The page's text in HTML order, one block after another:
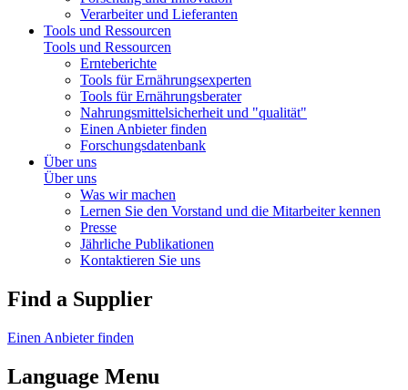
Verarbeiter und Lieferanten
Tools und Ressourcen
Tools und Ressourcen
Ernteberichte
Tools für Ernährungsexperten
Tools für Ernährungsberater
Nahrungsmittelsicherheit und "qualität"
Einen Anbieter finden
Forschungsdatenbank
Über uns
Über uns
Was wir machen
Lernen Sie den Vorstand und die Mitarbeiter kennen
Presse
Jährliche Publikationen
Kontaktieren Sie uns
Find a Supplier
Einen Anbieter finden
Language Menu